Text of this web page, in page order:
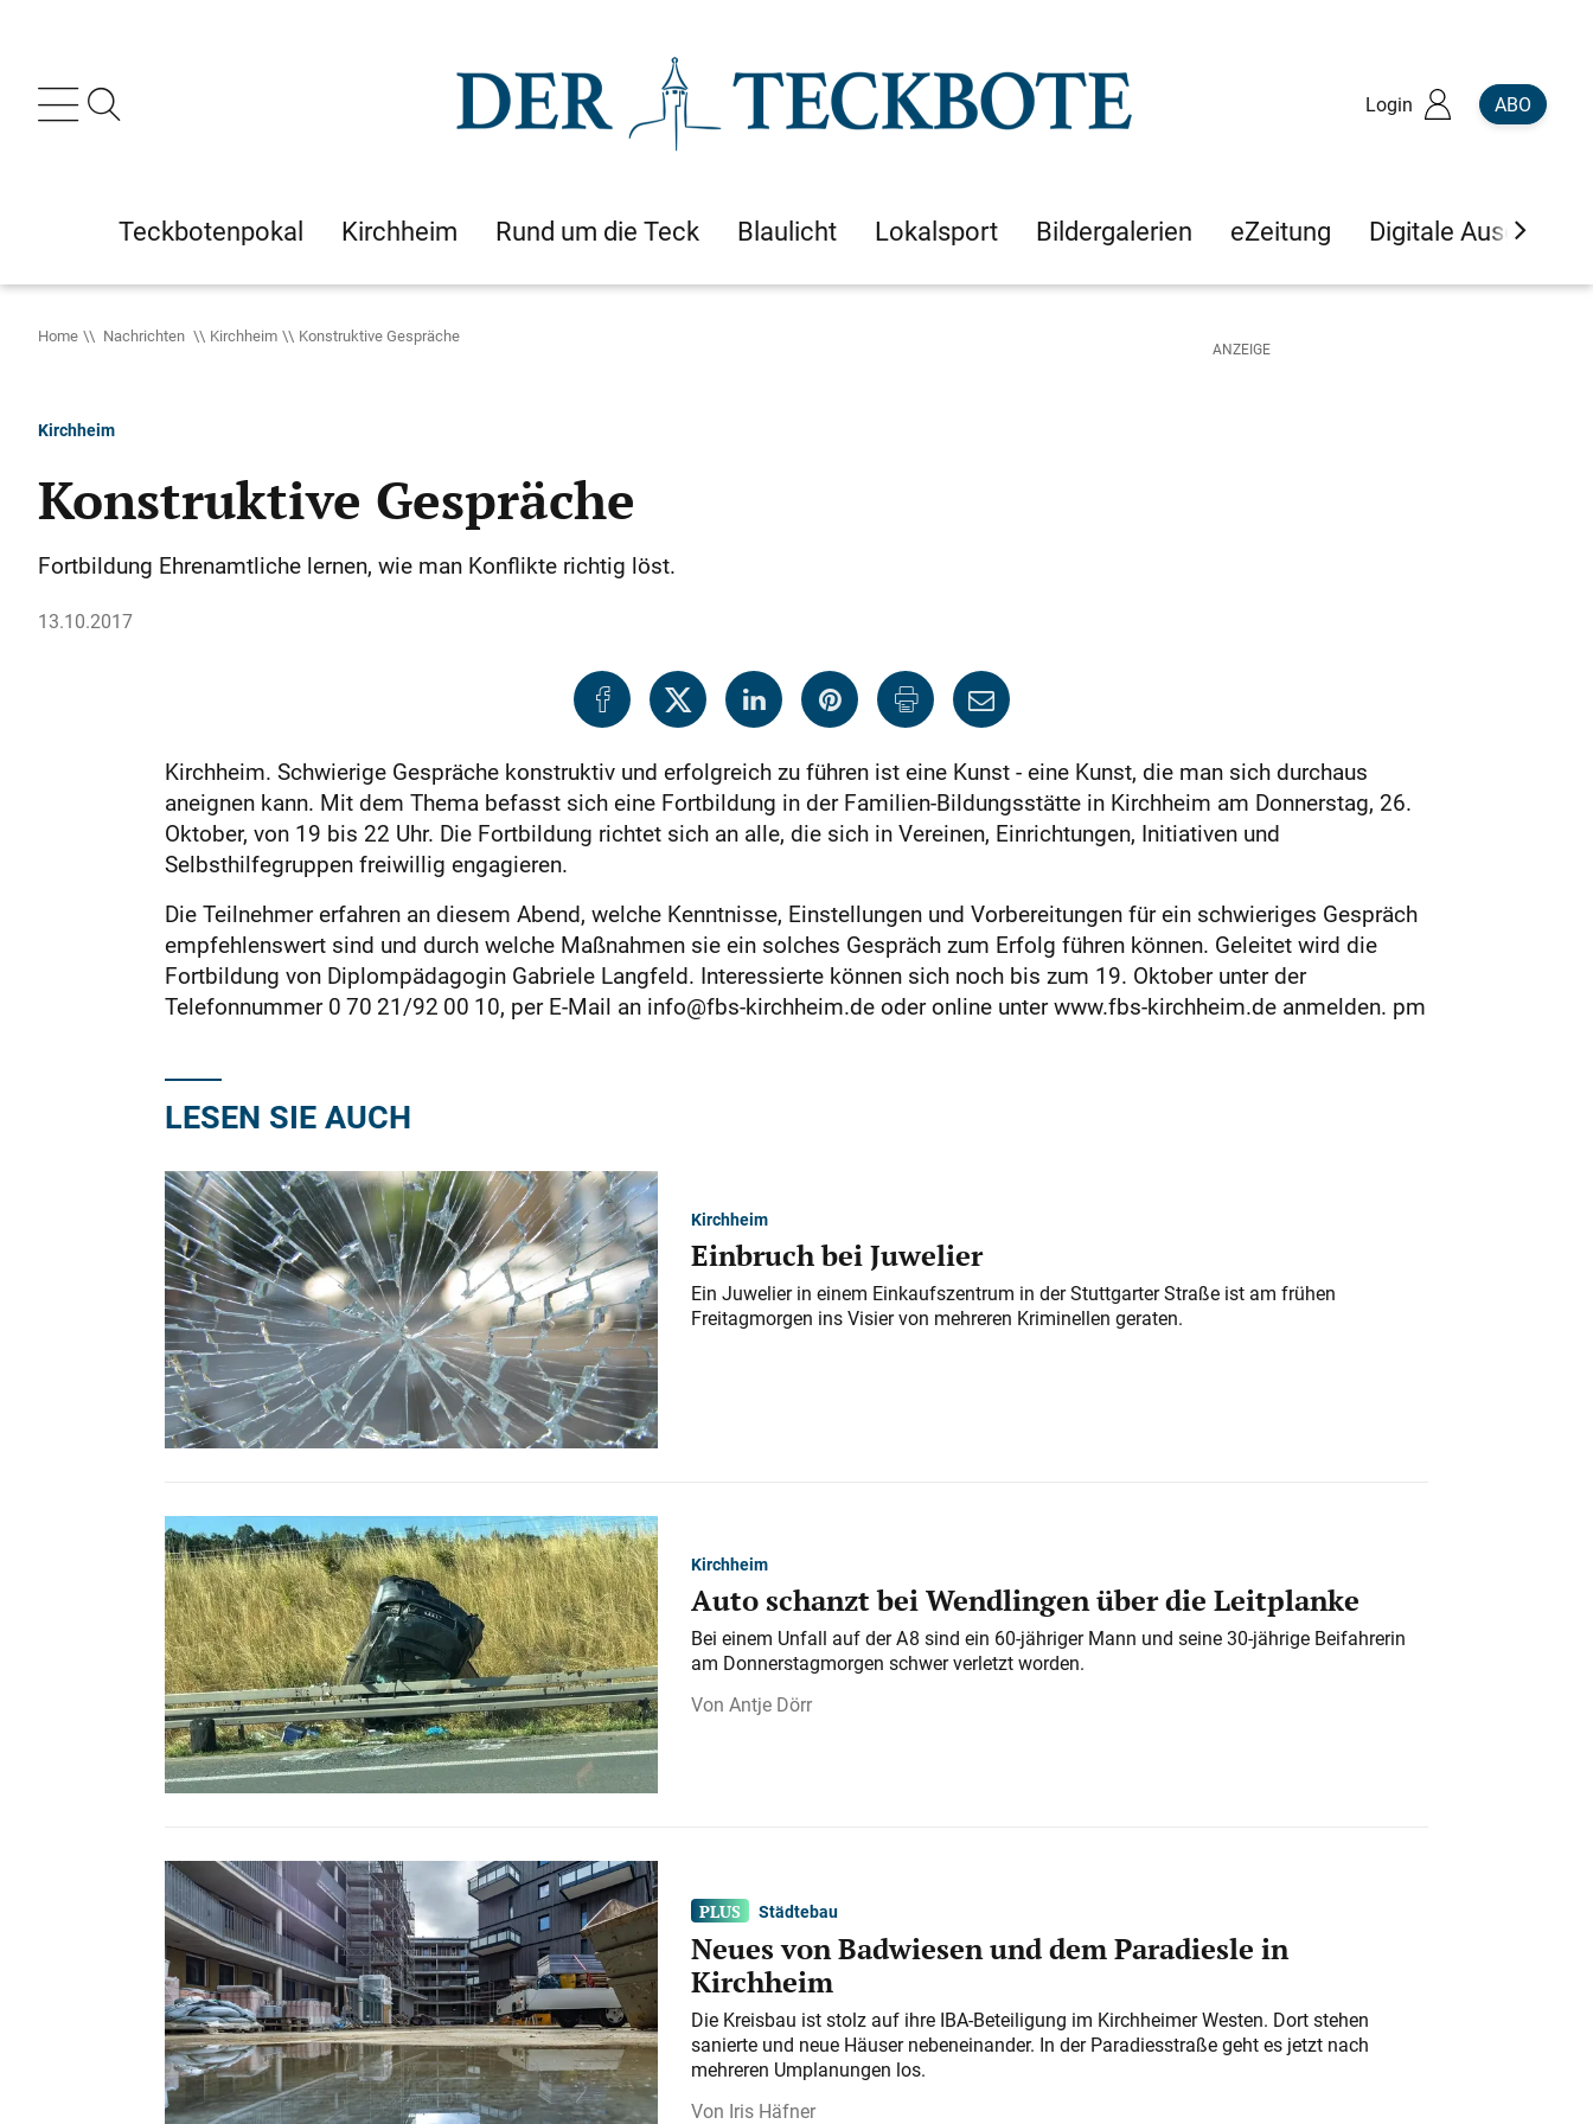
Login ABO
Teckbotenpokal Kirchheim Rund um die Teck Blaulicht Lokalsport Bildergalerien eZeitung Digitale Ausgaben
Home Nachrichten Kirchheim Konstruktive Gespräche
Kirchheim
Konstruktive Gespräche
Fortbildung Ehrenamtliche lernen, wie man Konflikte richtig löst.
13.10.2017
Kirchheim. Schwierige Gespräche konstruktiv und erfolgreich zu führen ist eine Kunst - eine Kunst, die man sich durchaus
aneignen kann. Mit dem Thema befasst sich eine Fortbildung in der Familien-Bildungsstätte in Kirchheim am Donnerstag, 26.
Oktober, von 19 bis 22 Uhr. Die Fortbildung richtet sich an alle, die sich in Vereinen, Einrichtungen, Initiativen und
Selbsthilfegruppen freiwillig engagieren.
Die Teilnehmer erfahren an diesem Abend, welche Kenntnisse, Einstellungen und Vorbereitungen für ein schwieriges Gespräch
empfehlenswert sind und durch welche Maßnahmen sie ein solches Gespräch zum Erfolg führen können. Geleitet wird die
Fortbildung von Diplompädagogin Gabriele Langfeld. Interessierte können sich noch bis zum 19. Oktober unter der
Telefonnummer 0 70 21/92 00 10, per E-Mail an info@fbs-kirchheim.de oder online unter www.fbs-kirchheim.de anmelden. pm
LESEN SIE AUCH
Kirchheim
Einbruch bei Juwelier
Ein Juwelier in einem Einkaufszentrum in der Stuttgarter Straße ist am frühen
Freitagmorgen ins Visier von mehreren Kriminellen geraten.
Kirchheim
Auto schanzt bei Wendlingen über die Leitplanke
Bei einem Unfall auf der A 8 sind ein 60-jähriger Mann und seine 30-jährige Beifahrerin
am Donnerstagmorgen schwer verletzt worden.
Antje Dörr
Städtebau
Neues von Badwiesen und dem Paradiesle in
Kirchheim
Die Kreisbau ist stolz auf ihre IBA-Beteiligung im Kirchheimer Westen. Dort stehen
sanierte und neue Häuser nebeneinander. In der Paradiesstraße geht es jetzt nach
mehreren Umplanungen los.
Iris Häfner